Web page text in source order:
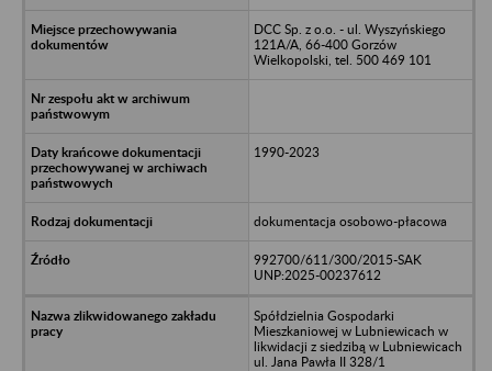
DCC Sp. z o.o. - ul. Wyszyńskiego
121A/A, 66-400 Gorzów
Wielkopolski, tel. 500 469 101
1990-2023
dokumentacja osobowo-płacowa
992700/611/300/2015-SAK
UNP:2025-00237612
Spółdzielnia Gospodarki
Mieszkaniowej w Lubniewicach w
likwidacji z siedzibą w Lubniewicach
ul. Jana Pawła II 328/1